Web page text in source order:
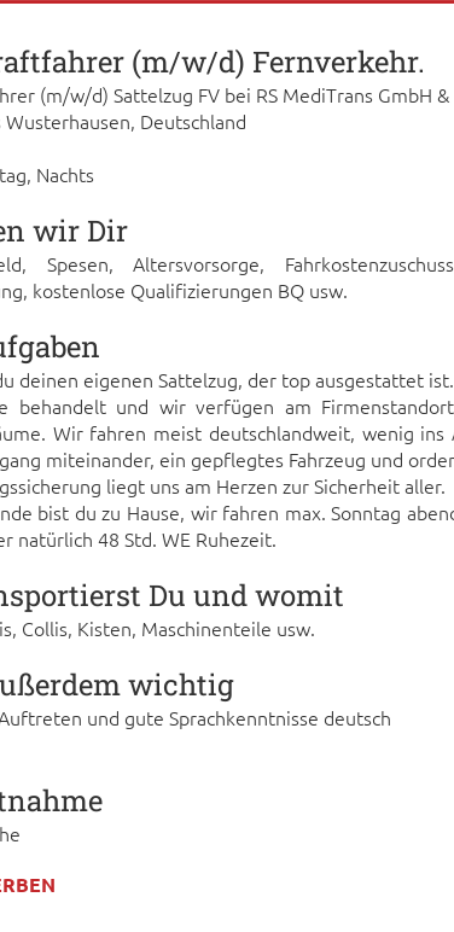
(m/w/d) Fernverkehr.
(m/w/d) Sattelzug FV bei RS MediTrans GmbH &
Deutschland
Nachts
wir Dir
Spesen, Altersvorsorge,
kostenlose Qualifizierungen BQ usw.
deinen eigenen Sattelzug, der top ausgestattet
behandelt und wir verfügen am
Wir fahren meist deutschlandweit, wenig
miteinander, ein gepflegtes Fahrzeug und
liegt uns am Herzen zur Sicherheit aller.
bist du zu Hause, wir fahren max. Sonntag
natürlich 48 Std. WE Ruhezeit.
Du und womit
Collis, Kisten, Maschinenteile usw.
wichtig
und gute Sprachkenntnisse deutsch